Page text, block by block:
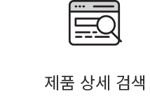
제품 상세 검색